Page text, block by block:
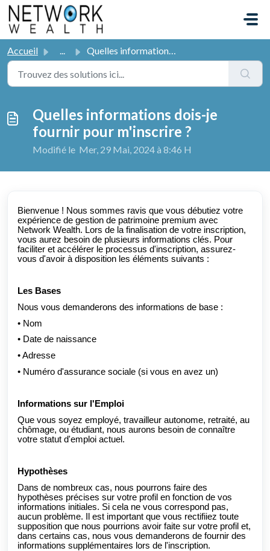
Passer au contenu principal
Accueil ... Quelles informations dois-je fournir pour m'inscrire ?
Quelles informations dois-je
fournir pour m'inscrire ?
Modifié le Mer, 29 Mai, 2024 à 8:46 H
Bienvenue ! Nous sommes ravis que vous débutiez votre
expérience de gestion de patrimoine premium avec
Network Wealth. Lors de la finalisation de votre inscription,
vous aurez besoin de plusieurs informations clés. Pour
faciliter et accélérer le processus d'inscription, assurez-
vous d'avoir à disposition les éléments suivants :
Les Bases
Nous vous demanderons des informations de base :
• Nom
• Date de naissance
• Adresse
• Numéro d'assurance sociale (si vous en avez un)
Informations sur l'Emploi
Que vous soyez employé, travailleur autonome, retraité, au
chômage, ou étudiant, nous aurons besoin de connaître
votre statut d'emploi actuel.
Hypothèses
Dans de nombreux cas, nous pourrons faire des
hypothèses précises sur votre profil en fonction de vos
informations initiales. Si cela ne vous correspond pas,
aucun problème. Il est important que vous rectifiiez toute
supposition que nous pourrions avoir faite sur votre profil et,
dans certains cas, nous vous demanderons de fournir des
informations supplémentaires lors de l'inscription.